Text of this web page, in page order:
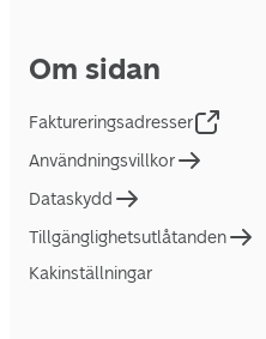
Om sidan
Faktureringsadresser
Användningsvillkor
Dataskydd
Tillgänglighetsutlåtanden
Kakinställningar